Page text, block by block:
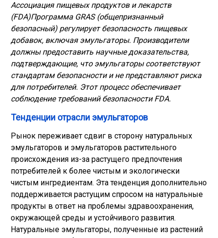
Ассоциация пищевых продуктов и лекарств
(FDA)Программа GRAS (общепризнанный
безопасный) регулирует безопасность пищевых
добавок, включая эмульгаторы. Производители
должны предоставить научные доказательства,
подтверждающие, что эмульгаторы соответствуют
стандартам безопасности и не представляют риска
для потребителей. Этот процесс обеспечивает
соблюдение требований безопасности FDA.
Тенденции отрасли эмульгаторов
Рынок переживает сдвиг в сторону натуральных
эмульгаторов и эмульгаторов растительного
происхождения из-за растущего предпочтения
потребителей к более чистым и экологически
чистым ингредиентам. Эта тенденция дополнительно
поддерживается растущим спросом на натуральные
продукты в ответ на проблемы здравоохранения,
окружающей среды и устойчивого развития.
Натуральные эмульгаторы, полученные из растений